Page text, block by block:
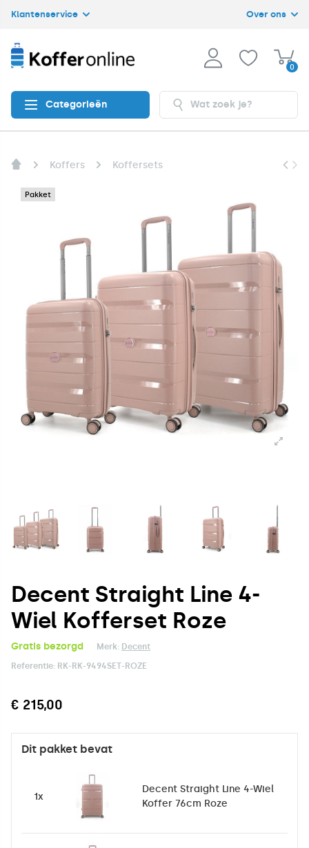
Klantenservice Over ons
0
Categorieën
Koffers Koffersets
Pakket
Decent Straight Line 4-
Wiel Kofferset Roze
Gratis bezorgd Merk: Decent
Referentie: RK-RK-9494SET-ROZE
€ 215,00
Dit pakket bevat
1x
Decent Straight Line 4-Wiel
Koffer 76cm Roze